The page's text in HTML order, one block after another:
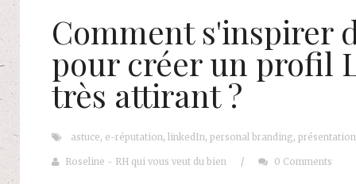
Comment s'inspirer
pour créer un profil
très attirant ?
astuce, e-réputation, linkedIn, personal branding, présentation
Roseline - RH qui vous veut du bien / 0 Comments